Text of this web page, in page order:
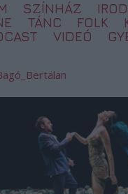
SZÍNHÁZ
TÁNC FOLK
VIDEÓ